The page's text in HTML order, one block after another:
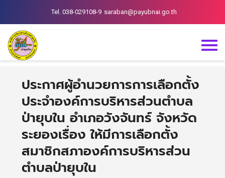
Tel. 038-029108-9 saraban@payubnai.go.th
ประกาศผู้อำนวยการการเลือกตั้ง
ประจำองค์การบริหารส่วนตำบล
ป่ายุบใน อำเภอวังจันทร์ จังหวัด
ระยองเรื่อง ให้มีการเลือกตั้ง
สมาชิกสภาองค์การบริหารส่วน
ตำบลป่ายุบใน